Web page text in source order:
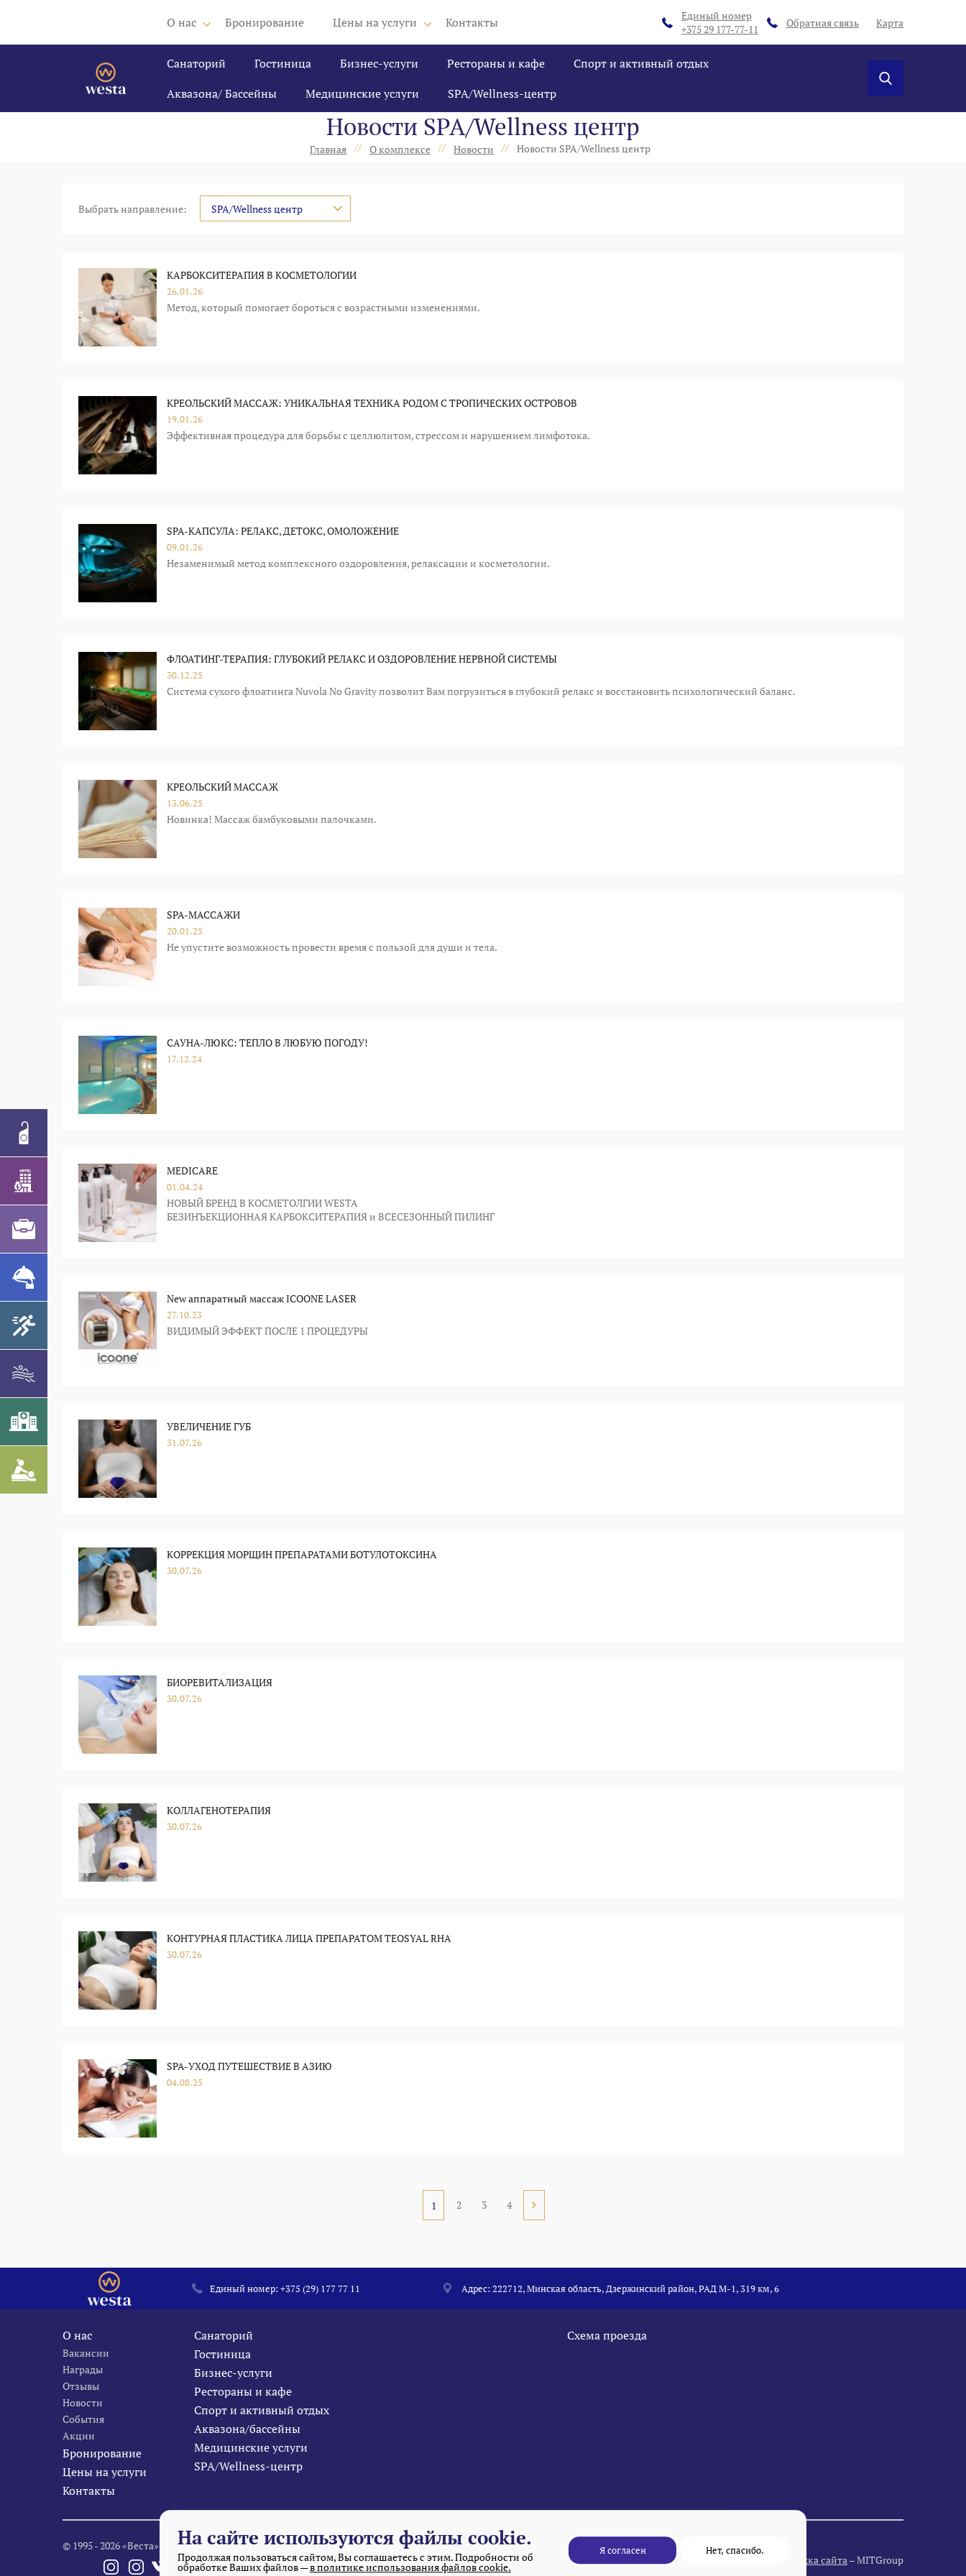
О нас Бронирование Цены на услуги Контакты
Единый номер
+375 29 177-77-11
Обратная связь Карта
Санаторий Гостиница Бизнес-услуги Рестораны и кафе
Спорт и активный отдых
Аквазона/ Бассейны
Медицинские услуги SPA/Wellness-центр
Новости SPA/Wellness центр
Главная // О комплексе // Новости // Новости SPA/Wellness центр
Выбрать направление: SPA/Wellness центр
КАРБОКСИТЕРАПИЯ В КОСМЕТОЛОГИИ
26.01.26
Метод, который помогает бороться с возрастными изменениями.
КРЕОЛЬСКИЙ МАССАЖ: УНИКАЛЬНАЯ ТЕХНИКА РОДОМ С ТРОПИЧЕСКИХ ОСТРОВОВ
19.01.26
Эффективная процедура для борьбы с целлюлитом, стрессом и нарушением лимфотока.
SPA-КАПСУЛА: РЕЛАКС, ДЕТОКС, ОМОЛОЖЕНИЕ
09.01.26
Незаменимый метод комплексного оздоровления, релаксации и косметологии.
ФЛОАТИНГ-ТЕРАПИЯ: ГЛУБОКИЙ РЕЛАКС И ОЗДОРОВЛЕНИЕ НЕРВНОЙ СИСТЕМЫ
30.12.25
Система сухого флоатинга Nuvola No Gravity позволит Вам погрузиться в глубокий релакс и восстановить психологический баланс.
КРЕОЛЬСКИЙ МАССАЖ
13.06.25
Новинка! Массаж бамбуковыми палочками.
SPA-МАССАЖИ
20.01.25
Не упустите возможность провести время с пользой для души и тела.
САУНА-ЛЮКС: ТЕПЛО В ЛЮБУЮ ПОГОДУ!
17.12.24
MEDICARE
01.04.24
НОВЫЙ БРЕНД В КОСМЕТОЛГИИ WESTA
БЕЗИНЪЕКЦИОННАЯ КАРБОКСИТЕРАПИЯ и ВСЕСЕЗОННЫЙ ПИЛИНГ
New аппаратный массаж ICOONE LASER
27.10.23
ВИДИМЫЙ ЭФФЕКТ ПОСЛЕ 1 ПРОЦЕДУРЫ
УВЕЛИЧЕНИЕ ГУБ
31.07.26
КОРРЕКЦИЯ МОРЩИН ПРЕПАРАТАМИ БОТУЛОТОКСИНА
30.07.26
БИОРЕВИТАЛИЗАЦИЯ
30.07.26
КОЛЛАГЕНОТЕРАПИЯ
30.07.26
КОНТУРНАЯ ПЛАСТИКА ЛИЦА ПРЕПАРАТОМ TEOSYAL RHA
30.07.26
SPA-УХОД ПУТЕШЕСТВИЕ В АЗИЮ
04.08.25
1 2 3 4
Единый номер:+375 (29) 177 77 11 Адрес: 222712, Минская область, Дзержинский район, РАД М-1, 319 км, 6
О нас
Вакансии
Награды
Отзывы
Новости
События
Акции
Бронирование
Цены на услуги
Контакты
Санаторий
Гостиница
Бизнес-услуги
Рестораны и кафе
Спорт и активный отдых
Аквазона/бассейны
Медицинские услуги
SPA/Wellness-центр
Схема проезда
© 1995 - 2026 «Веста» Все права защищены.
Разработка и поддержка сайта – MITGroup
На сайте используются файлы cookie.
Продолжая пользоваться сайтом, Вы соглашаетесь с этим. Подробности об
обработке Ваших файлов —в политике использования файлов cookie.
Я согласен Нет, спасибо.